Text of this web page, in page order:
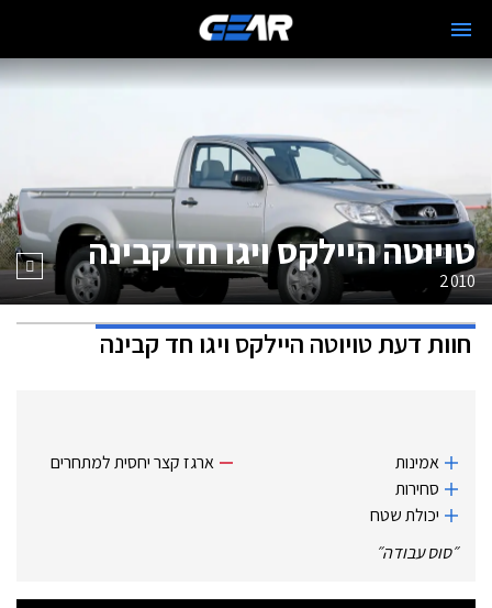
טויוטה היילקס ויגו חד קבינה
2010
חוות דעתטויוטה היילקס ויגו חד קבינה
אמינות
סחירות
יכולת שטח
ארגז קצר יחסית למתחרים
״סוס עבודה״